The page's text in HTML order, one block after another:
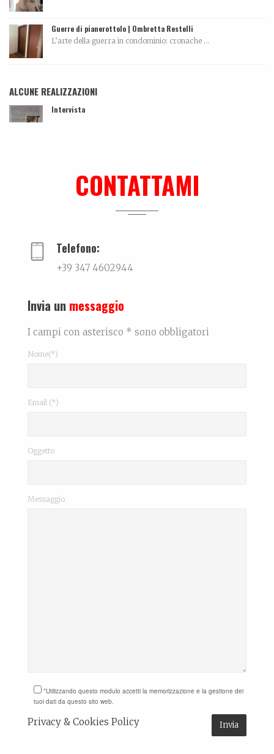
Guerre di pianerottolo | Ombretta Restelli
L’arte della guerra in condominio: cronache ...
ALCUNE REALIZZAZIONI
Intervista
Trovare l'equilibrio causa belle cose. Un viaggio...
CONTATTAMI
Telefono:
+39 347 4602944
Invia un messaggio
I campi con asterisco * sono obbligatori
Nome(*)
Email (*)
Oggetto
Messaggio
*Utilizzando questo modulo accetti la memorizzazione e la gestione dei
tuoi dati da questo sito web.
Privacy & Cookies Policy